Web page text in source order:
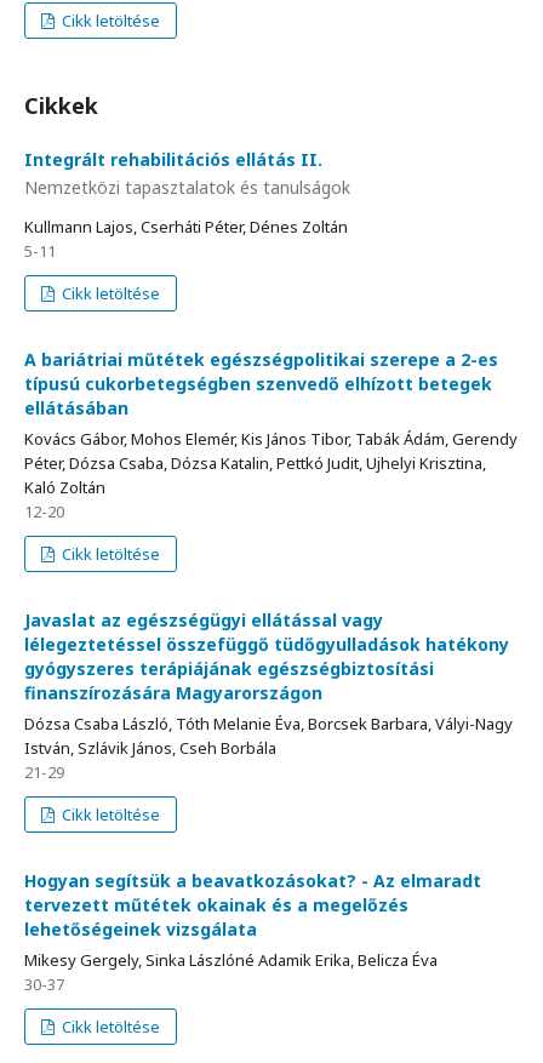
Cikk letöltése
Cikkek
Integrált rehabilitációs ellátás II.
Nemzetközi tapasztalatok és tanulságok
Kullmann Lajos, Cserháti Péter, Dénes Zoltán
5-11
Cikk letöltése
A bariátriai műtétek egészségpolitikai szerepe a 2-es
típusú cukorbetegségben szenvedő elhízott betegek
ellátásában
Kovács Gábor, Mohos Elemér, Kis János Tibor, Tabák Ádám, Gerendy
Péter, Dózsa Csaba, Dózsa Katalin, Pettkó Judit, Ujhelyi Krisztina,
Kaló Zoltán
12-20
Cikk letöltése
Javaslat az egészségügyi ellátással vagy
lélegeztetéssel összefüggő tüdőgyulladások hatékony
gyógyszeres terápiájának egészségbiztosítási
finanszírozására Magyarországon
Dózsa Csaba László, Tóth Melanie Éva, Borcsek Barbara, Vályi-Nagy
István, Szlávik János, Cseh Borbála
21-29
Cikk letöltése
Hogyan segítsük a beavatkozásokat? - Az elmaradt
tervezett műtétek okainak és a megelőzés
lehetőségeinek vizsgálata
Mikesy Gergely, Sinka Lászlóné Adamik Erika, Belicza Éva
30-37
Cikk letöltése